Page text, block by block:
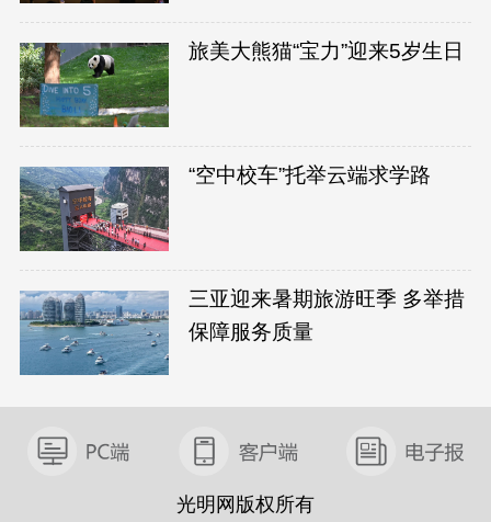
旅美大熊猫“宝力”迎来5岁生日
“空中校车”托举云端求学路
三亚迎来暑期旅游旺季 多举措
保障服务质量
光明网版权所有